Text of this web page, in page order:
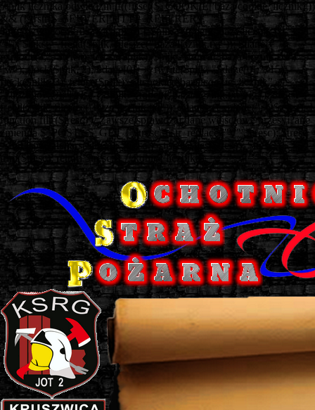
// plik licznika odwiedzin if((!isset($_COOKIE['baza/cookie_licznik']))
&& (!strstr($_SERVER['HTTP_REFERER'],
'http://www.ospkruszwica.pl'))) { $plik = fopen("baza/licznik.txt",
"r"); $tekst = fread($plik, filesize("baza/licznik.txt")); $dane =
explode(";", $tekst); fclose($plik); $plik = fopen("baza/licznik.txt",
"w"); flock($plik, 2); $dane[0]++; fwrite($plik, "$dane[0];", 15);
flock($plik, 3); fclose($plik); setcookie("baza/cookie_licznik",
"zliczono", 0); } else { $plik = fopen("baza/licznik.txt", "r"); $tekst =
fread($plik, filesize("baza/licznik.txt")); $dane = explode(";", $tekst); }
function filtr($tresc) // Zawsze sprawdzaj dane wejściowe przesyi?ane
zmienna $_POST i $_GET { $tresc = str_replace('"','"',$tresc); $tresc
= htmlspecialchars($tresc); $tresc = stripslashes($tresc); $tresc =
trim($tresc); return $tresc; } // koniec licznika
===============